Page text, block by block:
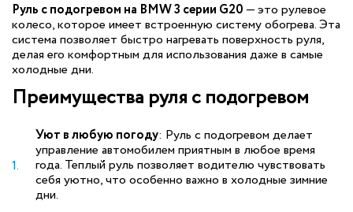
Руль с подогревом на BMW 3 серии G20 — это рулевое
колесо, которое имеет встроенную систему обогрева. Эта
система позволяет быстро нагревать поверхность руля,
делая его комфортным для использования даже в самые
холодные дни.
Преимущества руля с подогревом
Уют в любую погоду: Руль с подогревом делает
управление автомобилем приятным в любое время
года. Теплый руль позволяет водителю чувствовать
себя уютно, что особенно важно в холодные зимние
дни.